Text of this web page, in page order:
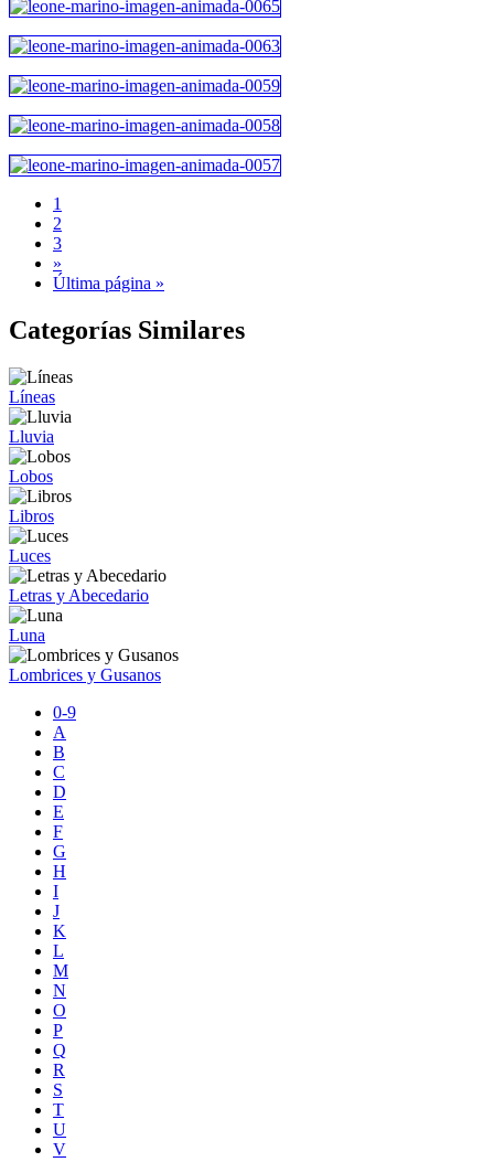
1
2
3
»
Última página »
Categorías Similares
Líneas
Lluvia
Lobos
Libros
Luces
Letras y Abecedario
Luna
Lombrices y Gusanos
0-9
A
B
C
D
E
F
G
H
I
J
K
L
M
N
O
P
Q
R
S
T
U
V